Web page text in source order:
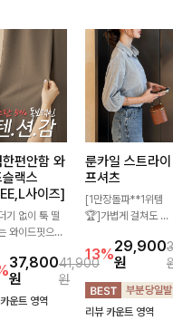
편안함 와
랙스
사이즈]
기 없이 툭 떨
와이드핏으로
실루엣을 완성
슬랙스입니다.
한 디자인과 롱한
으로 다리가 길
37,800
원
41,900
원
운트 영역
룬카일 스트라이
프셔츠
[1만장돌파**1위템
🏆]가볍게 걸쳐도 살
감, 여름에 딱 맞는 코
튼 셔츠❤️ 여유 있는
핏과 스트라이프 패
턴, 자연스러운 실루
엣으로 데일리 코디에
13%29,900
원
리뷰 카운트 영역